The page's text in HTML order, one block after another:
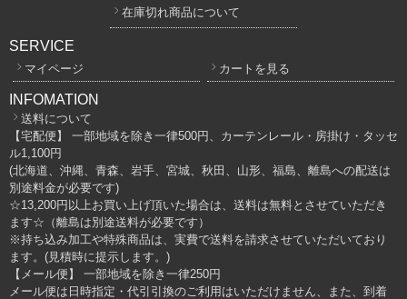
在庫切れ商品について
SERVICE
マイページ カートを見る
INFOMATION
送料について
【宅配便】 一部地域を除き一律500円、カーテンレール・房掛け・タッセ
ル1,100円
(北海道、沖縄、青森、岩手、宮城、秋田、山形、福島、離島への配送は
別途料金が必要です)
☆13,200円以上お買い上げ頂いた場合は、送料は無料とさせていただき
ます☆（離島は別途送料が必要です）
※持ち込み加工や特殊商品は、実費で送料を請求させていただいており
ます。(見積時に提示します。)
【メール便】 一部地域を除き一律250円
メール便は日時指定・代引引換のご利用はいただけません、また、到着